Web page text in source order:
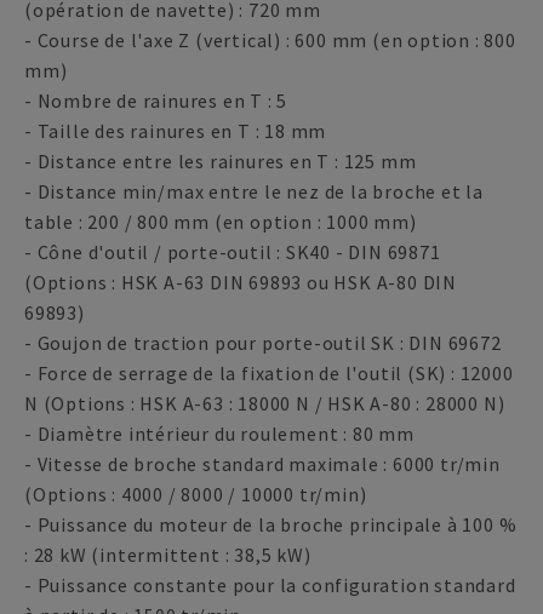
(opération de navette) : 720 mm
- Course de l'axe Z (vertical) : 600 mm (en option : 800
mm)
- Nombre de rainures en T : 5
- Taille des rainures en T : 18 mm
- Distance entre les rainures en T : 125 mm
- Distance min/max entre le nez de la broche et la
table : 200 / 800 mm (en option : 1000 mm)
- Cône d'outil / porte-outil : SK40 - DIN 69871
(Options : HSK A-63 DIN 69893 ou HSK A-80 DIN
69893)
- Goujon de traction pour porte-outil SK : DIN 69672
- Force de serrage de la fixation de l'outil (SK) : 12000
N (Options : HSK A-63 : 18000 N / HSK A-80 : 28000 N)
- Diamètre intérieur du roulement : 80 mm
- Vitesse de broche standard maximale : 6000 tr/min
(Options : 4000 / 8000 / 10000 tr/min)
- Puissance du moteur de la broche principale à 100 %
: 28 kW (intermittent : 38,5 kW)
- Puissance constante pour la configuration standard